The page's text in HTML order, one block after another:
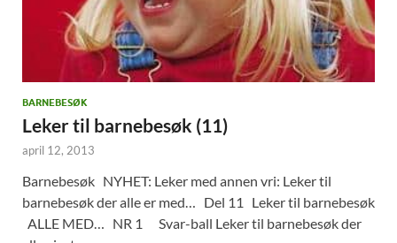
BARNEBESØK
Leker til barnebesøk (11)
april 12, 2013
Barnebesøk NYHET: Leker med annen vri: Leker til
barnebesøk der alle er med… Del 11 Leker til barnebesøk
ALLE MED… NR 1 Svar-ball Leker til barnebesøk der